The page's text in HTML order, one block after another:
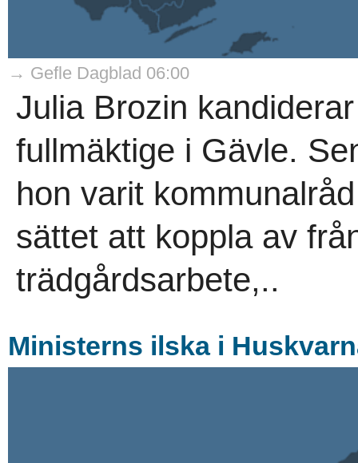
→ Gefle Dagblad 06:00
Julia Brozin
fullmäktige i Gävle.
hon varit
sättet att koppla av
trädgårdsarbete,..
Ministerns ilska i